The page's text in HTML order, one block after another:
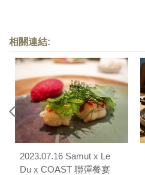
相關連結:
2023.07.16 Samut x Le
Du x COAST 聯彈餐宴